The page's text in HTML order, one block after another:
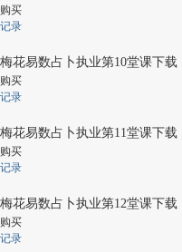
购买
记录
梅花易数占卜执业第10堂课下载
购买
记录
梅花易数占卜执业第11堂课下载
购买
记录
梅花易数占卜执业第12堂课下载
购买
记录